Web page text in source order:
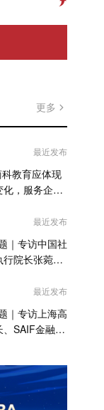
更多
最近发布
教育应体现
，服务企业
最近发布
｜专访中国社
院长张菀洺
最近发布
｜专访上海高
SAIF金融